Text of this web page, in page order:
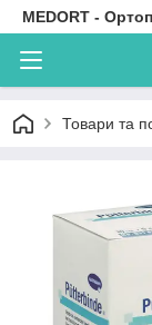
MEDORT -
Товари та